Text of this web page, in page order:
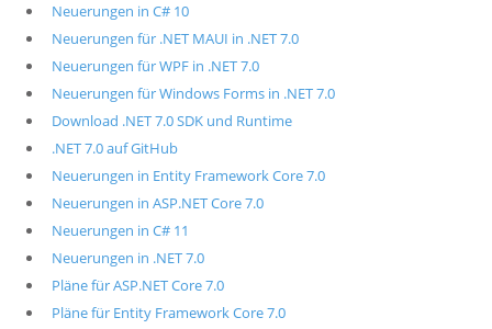
Neuerungen in C# 10
Neuerungen für .NET MAUI in .NET 7.0
Neuerungen für WPF in .NET 7.0
Neuerungen für Windows Forms in .NET 7.0
Download .NET 7.0 SDK und Runtime
.NET 7.0 auf GitHub
Neuerungen in Entity Framework Core 7.0
Neuerungen in ASP.NET Core 7.0
Neuerungen in C# 11
Neuerungen in .NET 7.0
Pläne für ASP.NET Core 7.0
Pläne für Entity Framework Core 7.0